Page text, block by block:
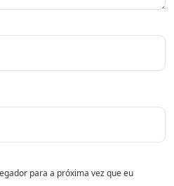
para a próxima vez que eu